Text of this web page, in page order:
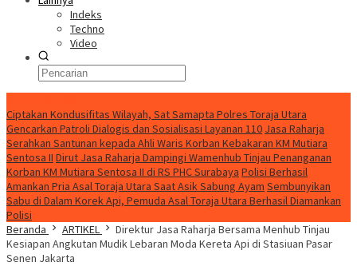
Indeks
Techno
Video
Ciptakan Kondusifitas Wilayah, Sat Samapta Polres Toraja Utara
Gencarkan Patroli Dialogis dan Sosialisasi Layanan 110 Jasa Raharja
Serahkan Santunan kepada Ahli Waris Korban Kebakaran KM Mutiara
Sentosa II Dirut Jasa Raharja Dampingi Wamenhub Tinjau Penanganan
Korban KM Mutiara Sentosa II di RS PHC Surabaya Polisi Berhasil
Amankan Pria Asal Toraja Utara Saat Asik Sabung Ayam Sembunyikan
Sabu di Dalam Korek Api, Pemuda Asal Toraja Utara Berhasil Diamankan
Polisi
Beranda
ARTIKEL
Direktur Jasa Raharja Bersama Menhub Tinjau
Kesiapan Angkutan Mudik Lebaran Moda Kereta Api di Stasiuan Pasar
Senen Jakarta